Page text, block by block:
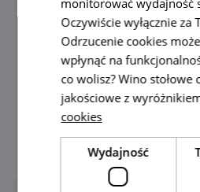
Renesansowy
Dawniej gotycka
renesansowy pałac.
Rosic wznosi się na
W swoich wnętrzach
schron
Oczywiście wyłącznie za
Odrzucenie cookies
wpłynąć na
co wolisz? Wino stołowe
jakościowe z
cookies
Wydajność